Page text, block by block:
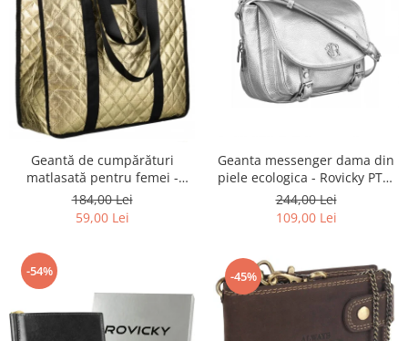
Geantă de cumpărături
matlasată pentru femei -
Rovicky PTR-RSPV-001P-5277
GOLD
184,00 Lei
59,00 Lei
Geanta messenger dama din
piele ecologica - Rovicky PTR-
R-TOR-ALE-2-3776 SIL
244,00 Lei
109,00 Lei
-54% -45%